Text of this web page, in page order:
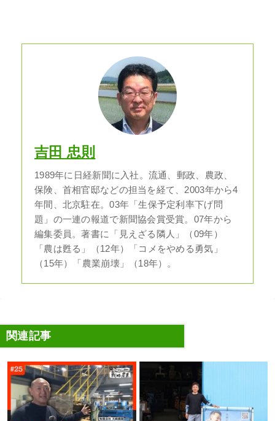
吉田 忠則
1989年に日経新聞に入社。流通、郵政、農政、
保険、首相官邸などの担当を経て、2003年から4
年間、北京駐在。03年「生保予定利率下げ問
題」の一連の報道で新聞協会賞受賞。07年から
編集委員。著書に「見えざる隣人」（09年）
「農は甦る」（12年）「コメをやめる勇気」
（15年）「農業崩壊」（18年）。
関連記事